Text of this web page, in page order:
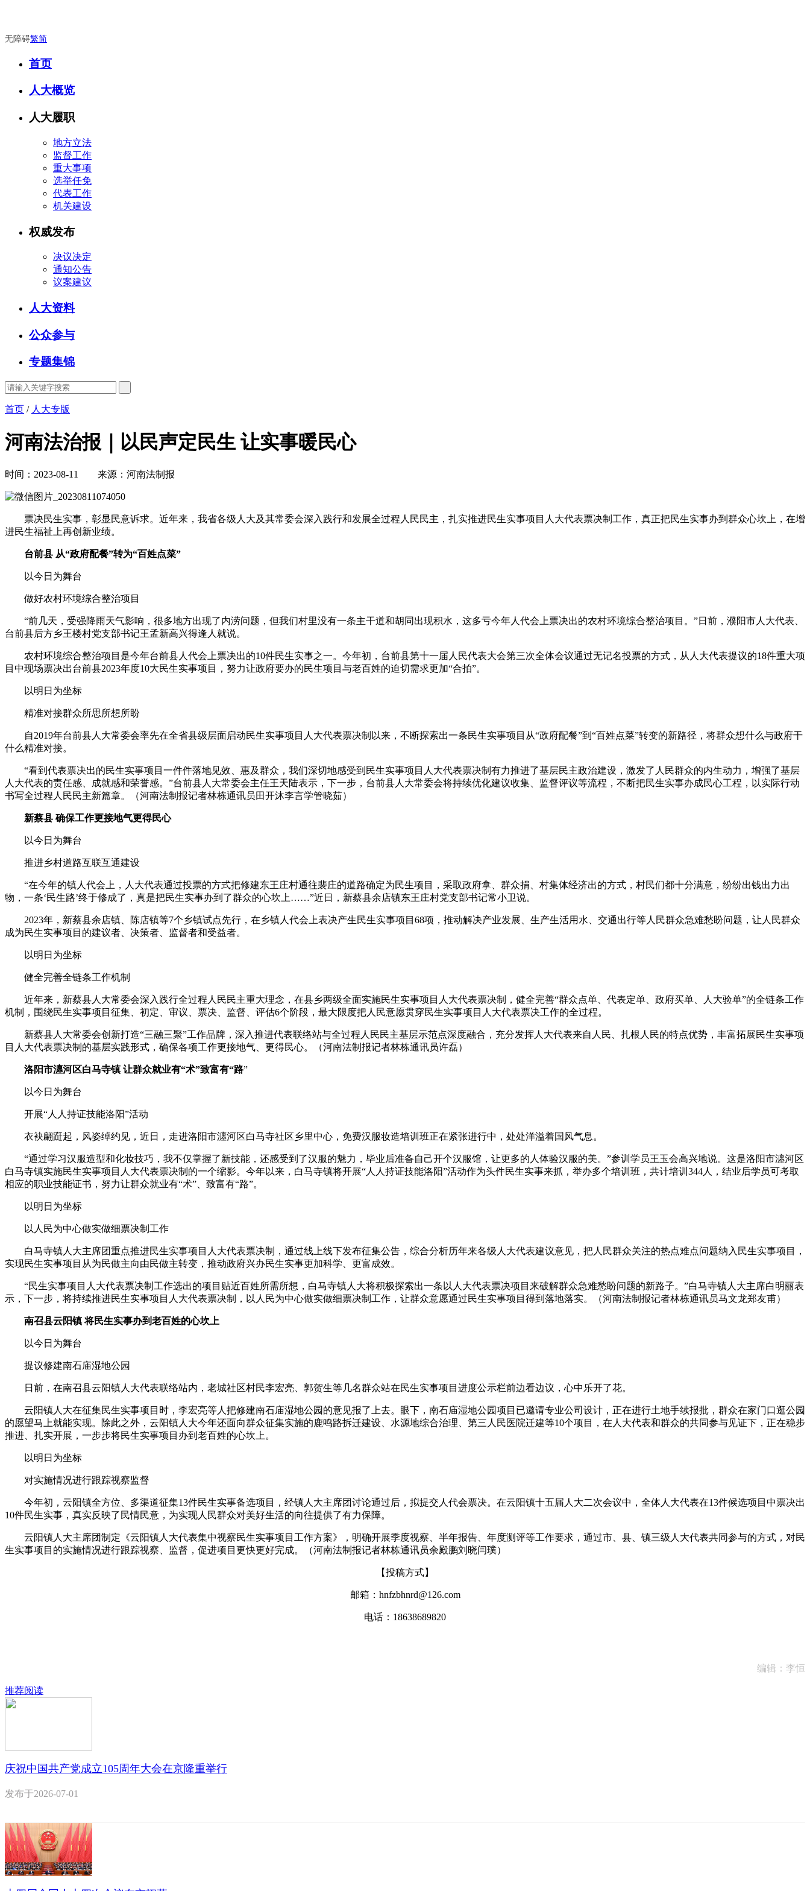
无障碍繁简
首页
人大概览
人大履职
地方立法
监督工作
重大事项
选举任免
代表工作
机关建设
权威发布
决议决定
通知公告
议案建议
人大资料
公众参与
专题集锦
首页 / 人大专版
河南法治报｜以民声定民生 让实事暖民心
时间：2023-08-11 来源：河南法制报
票决民生实事，彰显民意诉求。近年来，我省各级人大及其常委会深入践行和发展全过程人民民主，扎实推进民生实事项目人大代表票决制工作，真正把民生实事办到群众心坎上，在增
进民生福祉上再创新业绩。
台前县 从“政府配餐”转为“百姓点菜”
以今日为舞台
做好农村环境综合整治项目
“前几天，受强降雨天气影响，很多地方出现了内涝问题，但我们村里没有一条主干道和胡同出现积水，这多亏今年人代会上票决出的农村环境综合整治项目。”日前，濮阳市人大代表、
台前县后方乡王楼村党支部书记王孟新高兴得逢人就说。
农村环境综合整治项目是今年台前县人代会上票决出的10件民生实事之一。今年初，台前县第十一届人民代表大会第三次全体会议通过无记名投票的方式，从人大代表提议的18件重大项
目中现场票决出台前县2023年度10大民生实事项目，努力让政府要办的民生项目与老百姓的迫切需求更加“合拍”。
以明日为坐标
精准对接群众所思所想所盼
自2019年台前县人大常委会率先在全省县级层面启动民生实事项目人大代表票决制以来，不断探索出一条民生实事项目从“政府配餐”到“百姓点菜”转变的新路径，将群众想什么与政府干
什么精准对接。
“看到代表票决出的民生实事项目一件件落地见效、惠及群众，我们深切地感受到民生实事项目人大代表票决制有力推进了基层民主政治建设，激发了人民群众的内生动力，增强了基层
人大代表的责任感、成就感和荣誉感。”台前县人大常委会主任王天陆表示，下一步，台前县人大常委会将持续优化建议收集、监督评议等流程，不断把民生实事办成民心工程，以实际行动
书写全过程人民民主新篇章。（河南法制报记者林栋通讯员田开沐李言学管晓茹）
新蔡县 确保工作更接地气更得民心
以今日为舞台
推进乡村道路互联互通建设
“在今年的镇人代会上，人大代表通过投票的方式把修建东王庄村通往裴庄的道路确定为民生项目，采取政府拿、群众捐、村集体经济出的方式，村民们都十分满意，纷纷出钱出力出
物，一条‘民生路’终于修成了，真是把民生实事办到了群众的心坎上……”近日，新蔡县余店镇东王庄村党支部书记常小卫说。
2023年，新蔡县余店镇、陈店镇等7个乡镇试点先行，在乡镇人代会上表决产生民生实事项目68项，推动解决产业发展、生产生活用水、交通出行等人民群众急难愁盼问题，让人民群众
成为民生实事项目的建议者、决策者、监督者和受益者。
以明日为坐标
健全完善全链条工作机制
近年来，新蔡县人大常委会深入践行全过程人民民主重大理念，在县乡两级全面实施民生实事项目人大代表票决制，健全完善“群众点单、代表定单、政府买单、人大验单”的全链条工作
机制，围绕民生实事项目征集、初定、审议、票决、监督、评估6个阶段，最大限度把人民意愿贯穿民生实事项目人大代表票决工作的全过程。
新蔡县人大常委会创新打造“三融三聚”工作品牌，深入推进代表联络站与全过程人民民主基层示范点深度融合，充分发挥人大代表来自人民、扎根人民的特点优势，丰富拓展民生实事项
目人大代表票决制的基层实践形式，确保各项工作更接地气、更得民心。（河南法制报记者林栋通讯员许磊）
洛阳市瀍河区白马寺镇 让群众就业有“术”致富有“路”
以今日为舞台
开展“人人持证技能洛阳”活动
衣袂翩跹起，风姿绰约见，近日，走进洛阳市瀍河区白马寺社区乡里中心，免费汉服妆造培训班正在紧张进行中，处处洋溢着国风气息。
“通过学习汉服造型和化妆技巧，我不仅掌握了新技能，还感受到了汉服的魅力，毕业后准备自己开个汉服馆，让更多的人体验汉服的美。”参训学员王玉会高兴地说。这是洛阳市瀍河区
白马寺镇实施民生实事项目人大代表票决制的一个缩影。今年以来，白马寺镇将开展“人人持证技能洛阳”活动作为头件民生实事来抓，举办多个培训班，共计培训344人，结业后学员可考取
相应的职业技能证书，努力让群众就业有“术”、致富有“路”。
以明日为坐标
以人民为中心做实做细票决制工作
白马寺镇人大主席团重点推进民生实事项目人大代表票决制，通过线上线下发布征集公告，综合分析历年来各级人大代表建议意见，把人民群众关注的热点难点问题纳入民生实事项目，
实现民生实事项目从为民做主向由民做主转变，推动政府兴办民生实事更加科学、更富成效。
“民生实事项目人大代表票决制工作选出的项目贴近百姓所需所想，白马寺镇人大将积极探索出一条以人大代表票决项目来破解群众急难愁盼问题的新路子。”白马寺镇人大主席白明丽表
示，下一步，将持续推进民生实事项目人大代表票决制，以人民为中心做实做细票决制工作，让群众意愿通过民生实事项目得到落地落实。（河南法制报记者林栋通讯员马文龙郑友甫）
南召县云阳镇 将民生实事办到老百姓的心坎上
以今日为舞台
提议修建南石庙湿地公园
日前，在南召县云阳镇人大代表联络站内，老城社区村民李宏亮、郭贺生等几名群众站在民生实事项目进度公示栏前边看边议，心中乐开了花。
云阳镇人大在征集民生实事项目时，李宏亮等人把修建南石庙湿地公园的意见报了上去。眼下，南石庙湿地公园项目已邀请专业公司设计，正在进行土地手续报批，群众在家门口逛公园
的愿望马上就能实现。除此之外，云阳镇人大今年还面向群众征集实施的鹿鸣路拆迁建设、水源地综合治理、第三人民医院迁建等10个项目，在人大代表和群众的共同参与见证下，正在稳步
推进、扎实开展，一步步将民生实事项目办到老百姓的心坎上。
以明日为坐标
对实施情况进行跟踪视察监督
今年初，云阳镇全方位、多渠道征集13件民生实事备选项目，经镇人大主席团讨论通过后，拟提交人代会票决。在云阳镇十五届人大二次会议中，全体人大代表在13件候选项目中票决出
10件民生实事，真实反映了民情民意，为实现人民群众对美好生活的向往提供了有力保障。
云阳镇人大主席团制定《云阳镇人大代表集中视察民生实事项目工作方案》，明确开展季度视察、半年报告、年度测评等工作要求，通过市、县、镇三级人大代表共同参与的方式，对民
生实事项目的实施情况进行跟踪视察、监督，促进项目更快更好完成。（河南法制报记者林栋通讯员余殿鹏刘晓闫璞）
【投稿方式】
邮箱：hnfzbhnrd@126.com
电话：18638689820
编辑：李恒
推荐阅读
庆祝中国共产党成立105周年大会在京隆重举行
发布于2026-07-01